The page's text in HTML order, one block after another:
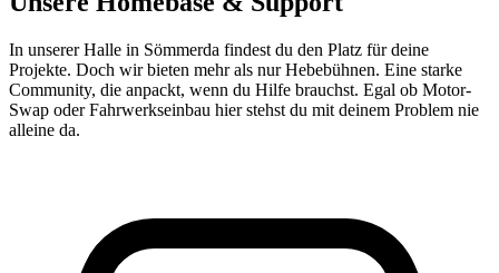
In unserer Halle in Sömmerda findest du den Platz für deine
Projekte. Doch wir bieten mehr als nur Hebebühnen. Eine starke
Community, die anpackt, wenn du Hilfe brauchst. Egal ob Motor-
Swap oder Fahrwerkseinbau hier stehst du mit deinem Problem nie
alleine da.